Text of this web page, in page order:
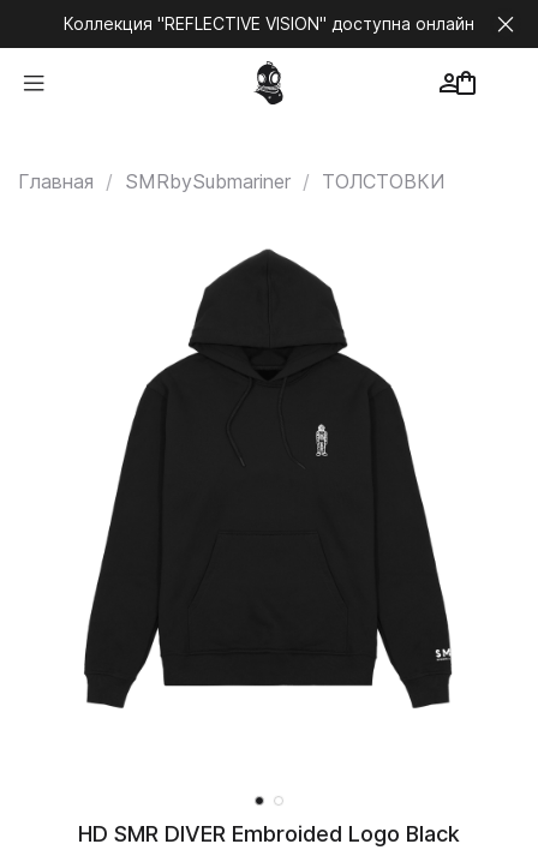
Коллекция "REFLECTIVE VISION" доступна онлайн
Главная SMRbySubmariner ТОЛСТОВКИ
HD SMR DIVER Embroided Logo Black